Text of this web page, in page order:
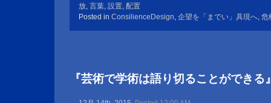
放, 言葉, 設置, 配置
Posted in ConsilienceDesign, 企望を「までい」具現へ, 危
『芸術で学術は語り切ることができる